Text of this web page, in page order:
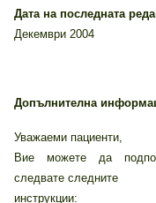
Дата на последната
Декември 2004
Допълнителна
Уважаеми пациенти,
Вие можете да
следвате следните
инструкции: